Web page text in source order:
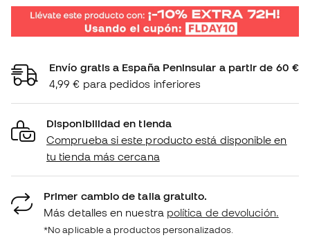
Envío gratis a España Peninsular a partir de 60 €
4,99 € para pedidos inferiores
Disponibilidad en tienda
Comprueba si este producto está disponible en
tu tienda más cercana
Primer cambio de talla gratuito.
Más detalles en nuestra política de devolución.
*No aplicable a productos personalizados.